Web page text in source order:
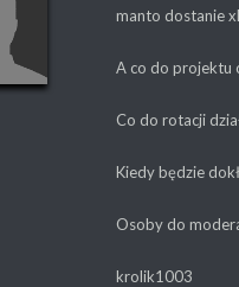
manto dostanie
A co do projektu
Co do rotacji
Kiedy będzie
Osoby do
krolik1003